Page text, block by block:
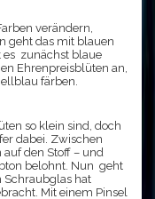
verändern,
geht das mit blauen
es zunächst blaue
Ehrenpreisblüten an,
färben.
so klein sind, doch
dabei. Zwischen
den Stoff – und
belohnt. Nun geht
Schraubglas hat
Mit einem Pinsel